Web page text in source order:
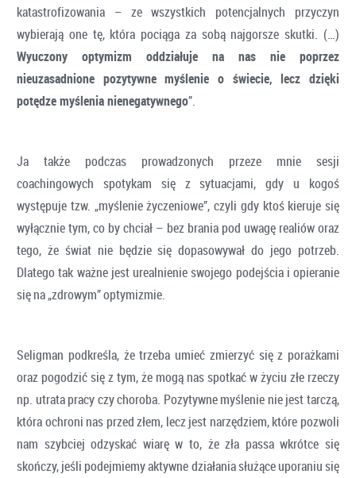
katastrofizowania – ze wszystkich potencjalnych przyczyn
wybierają one tę, która pociąga za sobą najgorsze skutki. (…)
Wyuczony optymizm oddziałuje na nas nie poprzez
nieuzasadnione pozytywne myślenie o świecie, lecz dzięki
potędze myślenia nienegatywnego”.
Ja także podczas prowadzonych przeze mnie sesji
coachingowych spotykam się z sytuacjami, gdy u kogoś
występuje tzw. „myślenie życzeniowe”, czyli gdy ktoś kieruje się
wyłącznie tym, co by chciał – bez brania pod uwagę realiów oraz
tego, że świat nie będzie się dopasowywał do jego potrzeb.
Dlatego tak ważne jest urealnienie swojego podejścia i opieranie
się na „zdrowym” optymizmie.
Seligman podkreśla, że trzeba umieć zmierzyć się z porażkami
oraz pogodzić się z tym, że mogą nas spotkać w życiu złe rzeczy
np. utrata pracy czy choroba. Pozytywne myślenie nie jest tarczą,
która ochroni nas przed złem, lecz jest narzędziem, które pozwoli
nam szybciej odzyskać wiarę w to, że zła passa wkrótce się
skończy, jeśli podejmiemy aktywne działania służące uporaniu się